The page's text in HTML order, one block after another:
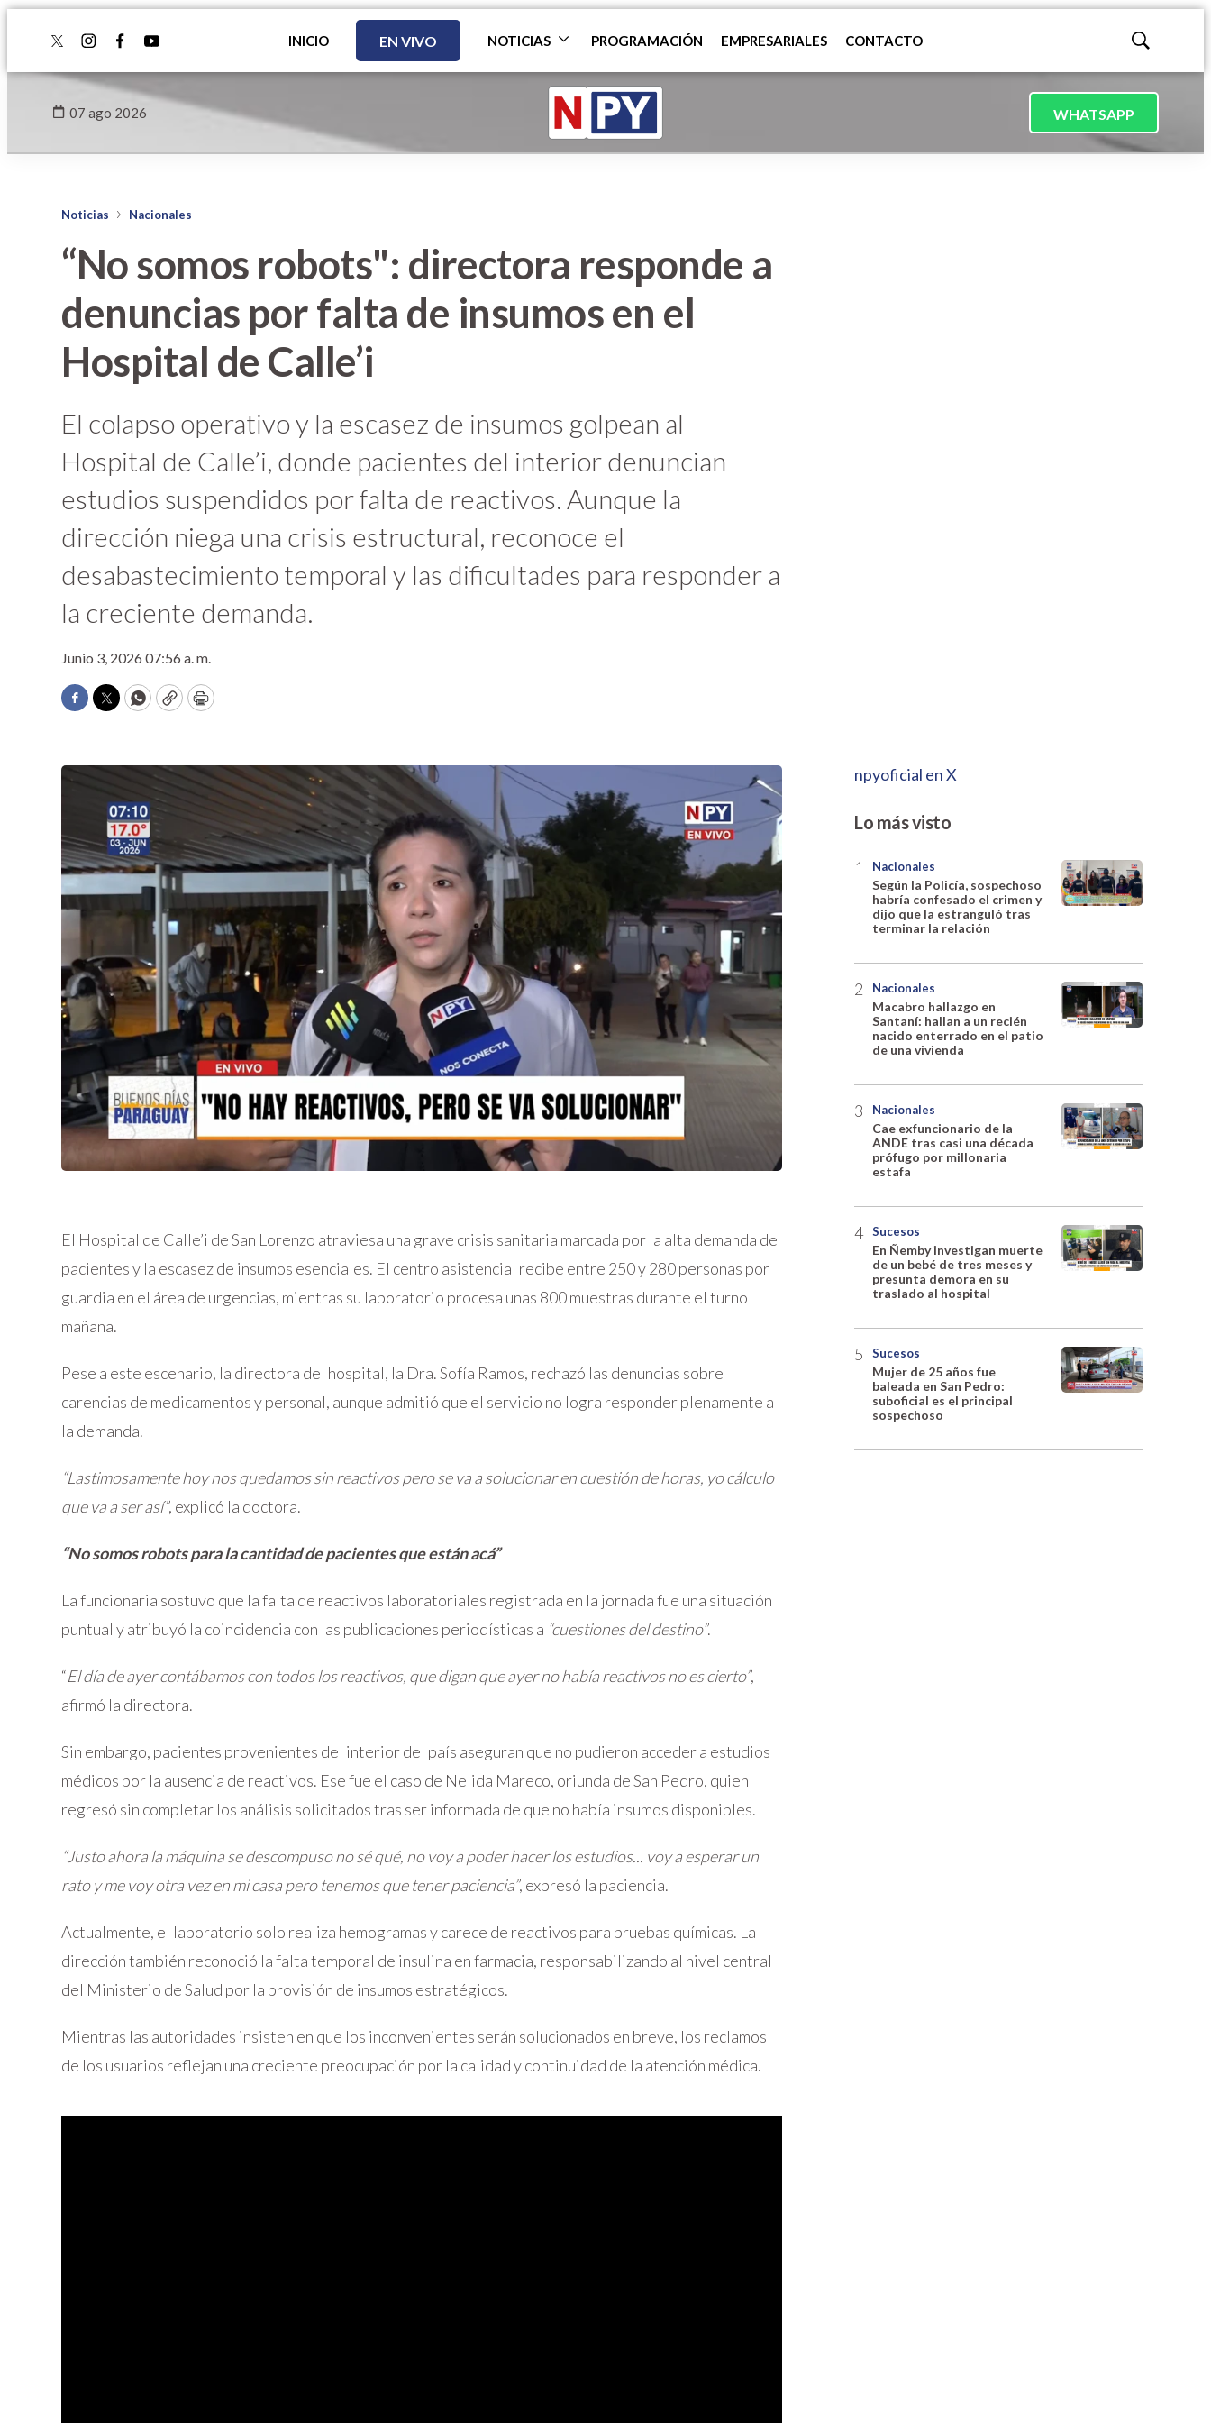
twitterinstagram
facebookyoutube INICIO EN VIVO NOTICIAS PROGRAMACIÓN EMPRESARIALES CONTACTO
Mostrar
07 ago 2026 WHATSAPP
Noticias Nacionales
“No somos robots": directora responde a
denuncias por falta de insumos en el
Hospital de Calle’i
El colapso operativo y la escasez de insumos golpean al
Hospital de Calle’i, donde pacientes del interior denuncian
estudios suspendidos por falta de reactivos. Aunque la
dirección niega una crisis estructural, reconoce el
desabastecimiento temporal y las dificultades para responder a
la creciente demanda.
Junio 3, 2026 07:56 a. m.
Facebook
TwitterWhatsApp
CopyPrint
El Hospital de Calle’i de San Lorenzo atraviesa una grave crisis sanitaria marcada por la alta demanda de
pacientes y la escasez de insumos esenciales. El centro asistencial recibe entre 250 y 280 personas por
guardia en el área de urgencias, mientras su laboratorio procesa unas 800 muestras durante el turno
mañana.
Pese a este escenario, la directora del hospital, la Dra. Sofía Ramos, rechazó las denuncias sobre
carencias de medicamentos y personal, aunque admitió que el servicio no logra responder plenamente a
la demanda.
“Lastimosamente hoy nos quedamos sin reactivos pero se va a solucionar en cuestión de horas, yo cálculo
que va a ser así”, explicó la doctora.
“No somos robots para la cantidad de pacientes que están acá”
La funcionaria sostuvo que la falta de reactivos laboratoriales registrada en la jornada fue una situación
puntual y atribuyó la coincidencia con las publicaciones periodísticas a “cuestiones del destino”.
“El día de ayer contábamos con todos los reactivos, que digan que ayer no había reactivos no es cierto”,
afirmó la directora.
Sin embargo, pacientes provenientes del interior del país aseguran que no pudieron acceder a estudios
médicos por la ausencia de reactivos. Ese fue el caso de Nelida Mareco, oriunda de San Pedro, quien
regresó sin completar los análisis solicitados tras ser informada de que no había insumos disponibles.
“Justo ahora la máquina se descompuso no sé qué, no voy a poder hacer los estudios... voy a esperar un
rato y me voy otra vez en mi casa pero tenemos que tener paciencia”, expresó la paciencia.
Actualmente, el laboratorio solo realiza hemogramas y carece de reactivos para pruebas químicas. La
dirección también reconoció la falta temporal de insulina en farmacia, responsabilizando al nivel central
del Ministerio de Salud por la provisión de insumos estratégicos.
Mientras las autoridades insisten en que los inconvenientes serán solucionados en breve, los reclamos
de los usuarios reflejan una creciente preocupación por la calidad y continuidad de la atención médica.
npyoficial en X
Lo más visto
Nacionales
Según la Policía, sospechoso
habría confesado el crimen y
dijo que la estranguló tras
terminar la relación
Nacionales
Macabro hallazgo en
Santaní: hallan a un recién
nacido enterrado en el patio
de una vivienda
Nacionales
Cae exfuncionario de la
ANDE tras casi una década
prófugo por millonaria
estafa
Sucesos
En Ñemby investigan muerte
de un bebé de tres meses y
presunta demora en su
traslado al hospital
Sucesos
Mujer de 25 años fue
baleada en San Pedro:
suboficial es el principal
sospechoso